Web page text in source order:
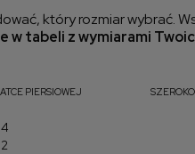
który rozmiar wybrać.
tabeli z wymiarami
PIERSIOWEJ